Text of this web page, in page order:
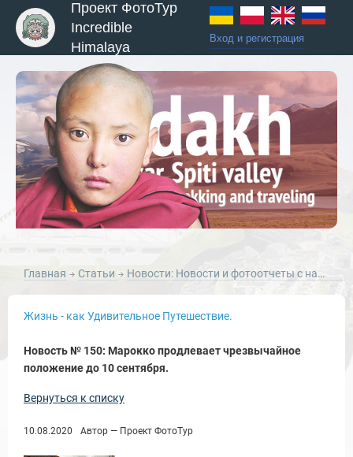
и Туры
Проект ФотоТур
Incredible
Himalaya
Вход и регистрация
Главная Статьи Новости: Новости и фотоотчеты с наших туров по Ладакху, Занскару, Индии, Непалу и ЮВА.
Жизнь - как Удивительное Путешествие.
Новость № 150: Марокко продлевает чрезвычайное
положение до 10 сентября.
Вернуться к списку
10.08.2020 Автор — Проект ФотоТур